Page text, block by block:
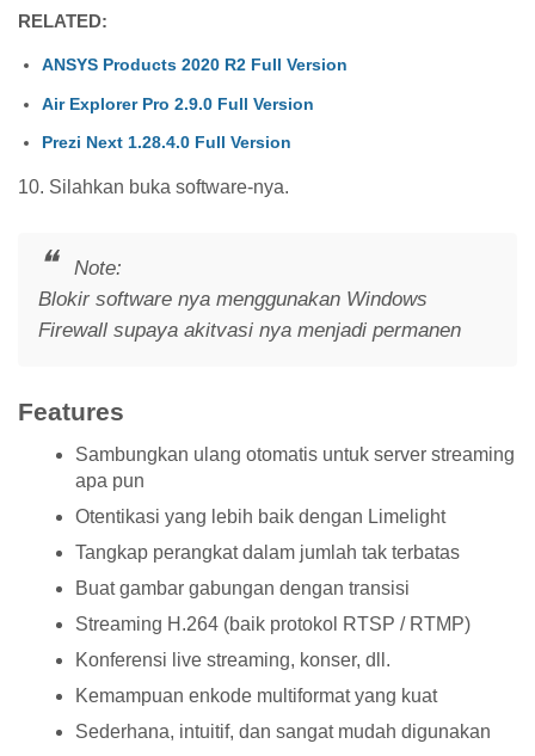
RELATED:
ANSYS Products 2020 R2 Full Version
Air Explorer Pro 2.9.0 Full Version
Prezi Next 1.28.4.0 Full Version
10. Silahkan buka software-nya.
Note:
Blokir software nya menggunakan Windows
Firewall supaya akitvasi nya menjadi permanen
Features
Sambungkan ulang otomatis untuk server streaming
apa pun
Otentikasi yang lebih baik dengan Limelight
Tangkap perangkat dalam jumlah tak terbatas
Buat gambar gabungan dengan transisi
Streaming H.264 (baik protokol RTSP / RTMP)
Konferensi live streaming, konser, dll.
Kemampuan enkode multiformat yang kuat
Sederhana, intuitif, dan sangat mudah digunakan